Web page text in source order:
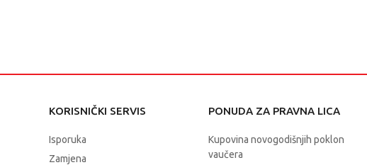
KORISNIČKI SERVIS
Isporuka
Zamjena
PONUDA ZA PRAVNA LICA
Kupovina novogodišnjih poklon
vaučera